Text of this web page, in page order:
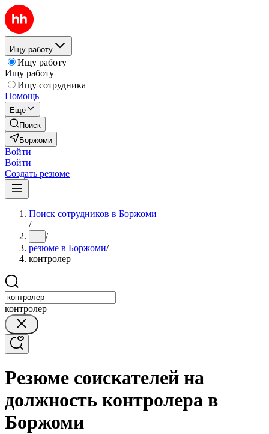
Ищу работу
Ищу работу
Ищу работу
Ищу сотрудника
Помощь
Ещё
Поиск
Боржоми
Войти
Войти
Создать резюме
Поиск сотрудников в Боржоми
/
... /
резюме в Боржоми/
контролер
контролер
Резюме соискателей на
должность контролера в
Боржоми